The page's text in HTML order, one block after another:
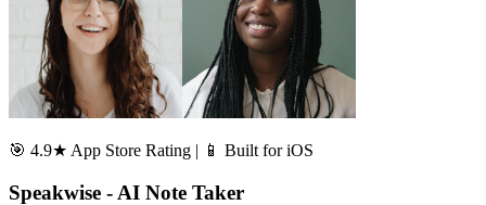
🎯 4.9★ App Store Rating | 📱 Built for iOS
Speakwise - AI Note Taker